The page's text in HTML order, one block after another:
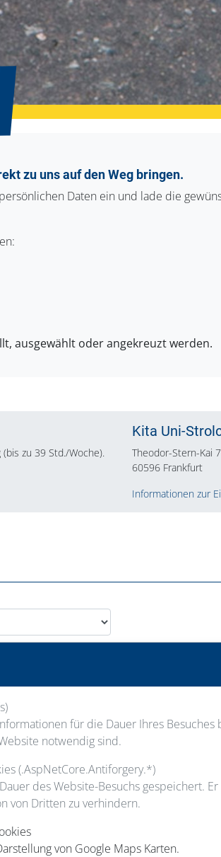
zu uns auf den Weg bringen.
Daten ein und lade die
ausgewählt oder angekreuzt werden.
zu 39 Std./Woche).
Kita Uni-
Theodor-Stern-Kai 7
60596 Frankfurt
Informationen zur
für die Dauer Ihres Besuches
notwendig sind.
(.AspNetCore.Antiforgery.*)
des Website-Besuchs gespeichert.
von Dritten zu verhindern.
von Google Maps Karten.